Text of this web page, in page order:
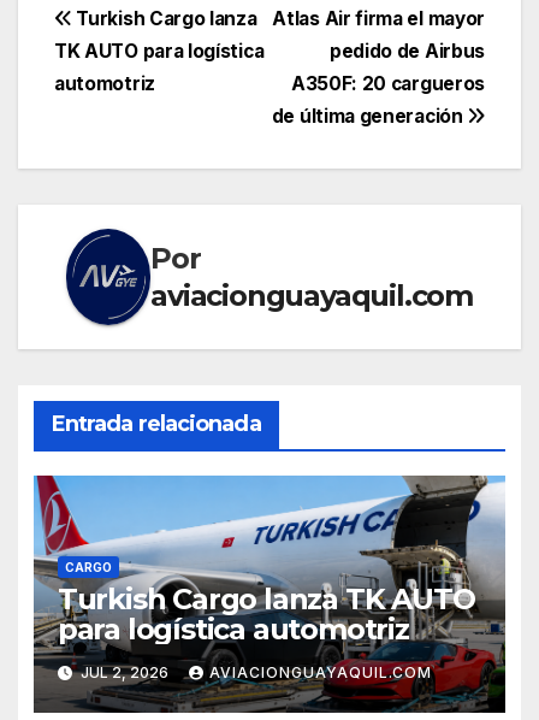
Navegación
de
Atlas Air firma el mayor
pedido de Airbus
A350F: 20 cargueros
de última generación
Turkish Cargo lanza
TK AUTO para logística
automotriz
Por
aviacionguayaquil.com
Entrada relacionada
CARGO
Turkish Cargo lanza TK AUTO
para logística automotriz
JUL 2, 2026 AVIACIONGUAYAQUIL.COM